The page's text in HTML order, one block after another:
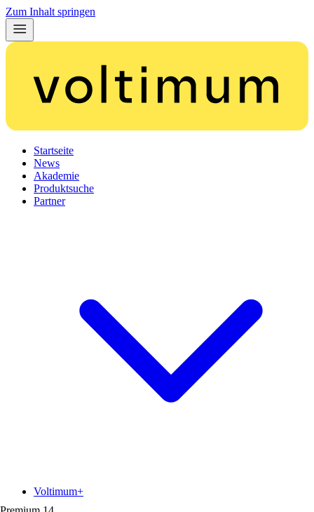
Zum Inhalt springen
Startseite
News
Akademie
Produktsuche
Partner
Voltimum+